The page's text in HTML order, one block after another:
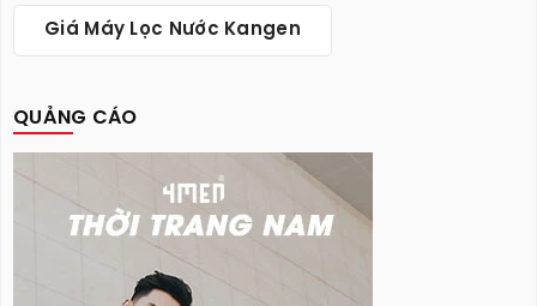
Giá Máy Lọc Nước Kangen
QUẢNG CÁO